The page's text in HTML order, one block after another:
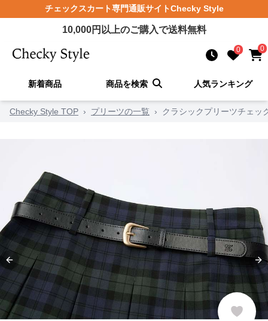
チェックスカート専門通販サイトChecky Style
10,000円以上のご購入で送料無料
0 0
新着商品 商品を検索 人気ランキング
Checky Style TOP › プリーツの一覧 › クラシックプリーツチェッ
Previous slide